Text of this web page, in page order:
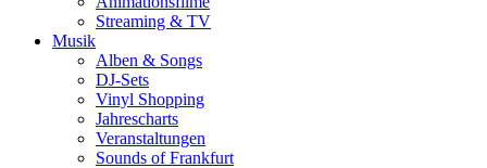
Streaming & TV
Musik
Alben & Songs
DJ-Sets
Vinyl Shopping
Jahrescharts
Veranstaltungen
Sounds of Frankfurt